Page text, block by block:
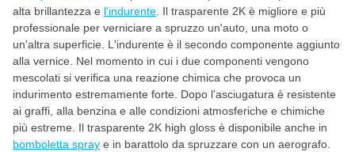
alta brillantezza e l'indurente . Il trasparente 2K è migliore e più
professionale per verniciare a spruzzo un'auto, una moto o
un'altra superficie. L'indurente è il secondo componente aggiunto
alla vernice. Nel momento in cui i due componenti vengono
mescolati si verifica una reazione chimica che provoca un
indurimento estremamente forte. Dopo l'asciugatura è resistente
ai graffi, alla benzina e alle condizioni atmosferiche e chimiche
più estreme. Il trasparente 2K high gloss è disponibile anche in
bomboletta spray e in barattolo da spruzzare con un aerografo.